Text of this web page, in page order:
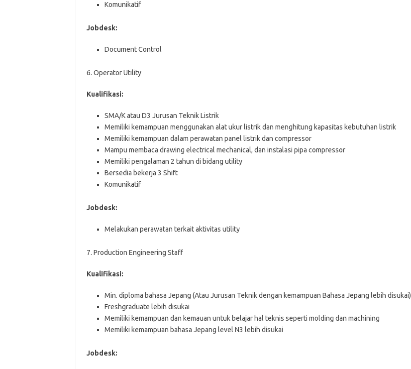
Komunikatif
Jobdesk:
Document Control
6. Operator Utility
Kualifikasi:
SMA/K atau D3 Jurusan Teknik Listrik
Memiliki kemampuan menggunakan alat ukur listrik dan menghitung kapasitas kebutuhan listrik
Memiliki kemampuan dalam perawatan panel listrik dan compressor
Mampu membaca drawing electrical mechanical, dan instalasi pipa compressor
Memiliki pengalaman 2 tahun di bidang utility
Bersedia bekerja 3 Shift
Komunikatif
Jobdesk:
Melakukan perawatan terkait aktivitas utility
7. Production Engineering Staff
Kualifikasi:
Min. diploma bahasa Jepang (Atau Jurusan Teknik dengan kemampuan Bahasa Jepang lebih disukai)
Freshgraduate lebih disukai
Memiliki kemampuan dan kemauan untuk belajar hal teknis seperti molding dan machining
Memiliki kemampuan bahasa Jepang level N3 lebih disukai
Jobdesk: